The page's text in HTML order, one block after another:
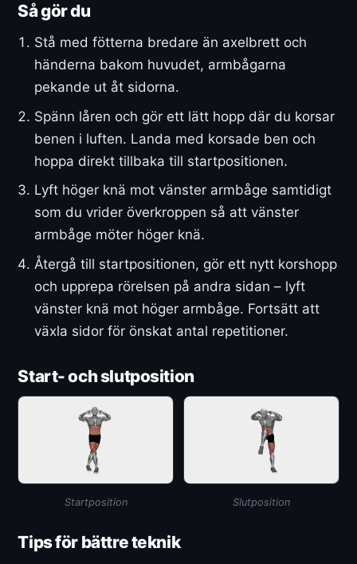
Så gör du
Stå med fötterna bredare än axelbrett och
händerna bakom huvudet, armbågarna
pekande ut åt sidorna.
Spänn låren och gör ett lätt hopp där du korsar
benen i luften. Landa med korsade ben och
hoppa direkt tillbaka till startpositionen.
Lyft höger knä mot vänster armbåge samtidigt
som du vrider överkroppen så att vänster
armbåge möter höger knä.
Återgå till startpositionen, gör ett nytt korshopp
och upprepa rörelsen på andra sidan – lyft
vänster knä mot höger armbåge. Fortsätt att
växla sidor för önskat antal repetitioner.
Start- och slutposition
Startposition Slutposition
Tips för bättre teknik